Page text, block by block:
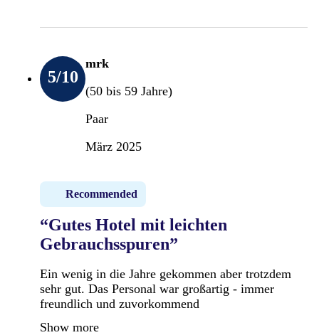
5/10
mrk
(50 bis 59 Jahre)
Paar
März 2025
Recommended
“Gutes Hotel mit leichten
Gebrauchsspuren”
Ein wenig in die Jahre gekommen aber trotzdem
sehr gut. Das Personal war großartig - immer
freundlich und zuvorkommend
Show more